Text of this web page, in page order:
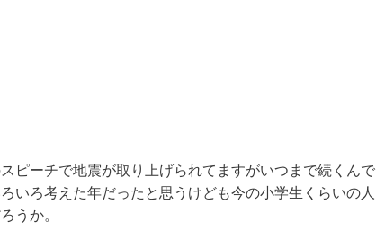
ピーチで地震が取り上げられてますがいつまで続くんで
いろ考えた年だったと思うけども今の小学生くらいの人
うか。